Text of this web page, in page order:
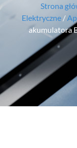
Strona
Elektryczne/
akumulatora